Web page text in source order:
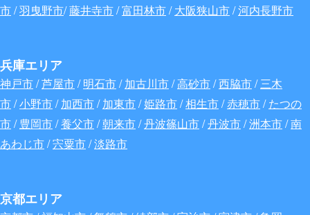
市/羽曳野市/藤井寺市/富田林市/大阪狭山市/河内長野市
兵庫エリア
神戸市/芦屋市/明石市/加古川市/高砂市/西脇市/三木
市/小野市/加西市/加東市/姫路市/相生市/赤穂市/たつの
市/豊岡市/養父市/朝来市/丹波篠山市/丹波市/洲本市/南
あわじ市/宍粟市/淡路市
京都エリア